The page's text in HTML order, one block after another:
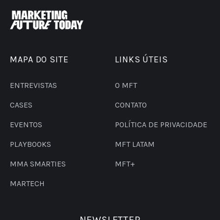
MAPA DO SITE
ENTREVISTAS
CASES
EVENTOS
PLAYBOOKS
MMA SMARTIES
MARTECH
LINKS ÚTEIS
O MFT
CONTATO
POLÍTICA DE PRIVACIDADE
MFT LATAM
MFT+